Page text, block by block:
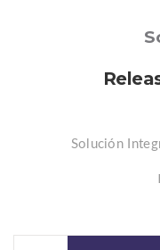
Solución